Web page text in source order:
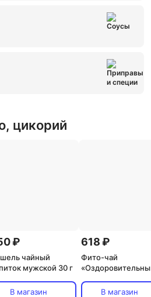
цикорий
₽
чайный
мужской 30 г
В магазин
618 ₽
Фито-чай
смесью, 60 г
В магазин